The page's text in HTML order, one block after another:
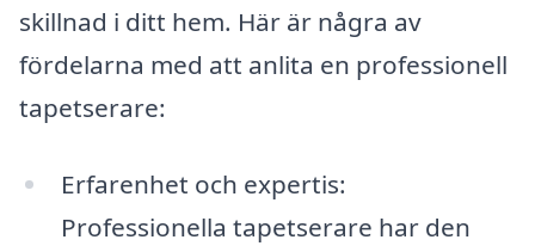
skillnad i ditt hem. Här är några av
fördelarna med att anlita en professionell
tapetserare:
Erfarenhet och expertis:
Professionella tapetserare har den